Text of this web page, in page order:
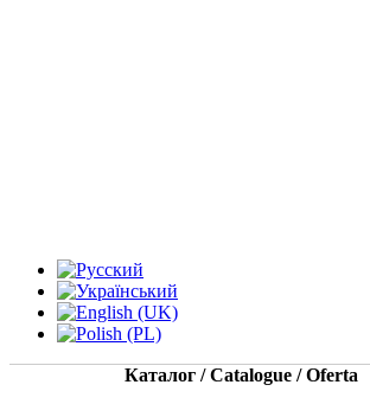
Каталог / Catalogue / Oferta